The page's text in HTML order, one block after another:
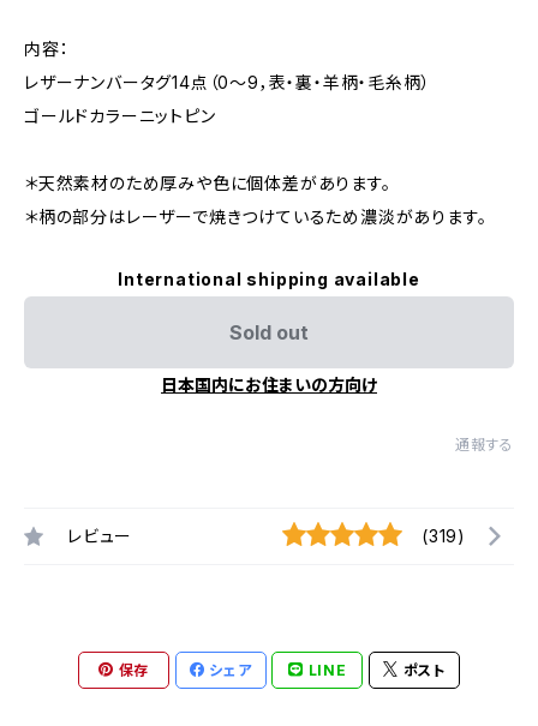
内容：
レザーナンバータグ14点（0～9，表・裏・羊柄・毛糸柄）
ゴールドカラーニットピン
＊天然素材のため厚みや色に個体差があります。
＊柄の部分はレーザーで焼きつけているため濃淡があります。
International shipping available
Sold out
日本国内にお住まいの方向け
通報する
レビュー (319)
保存 シェア LINE ポスト